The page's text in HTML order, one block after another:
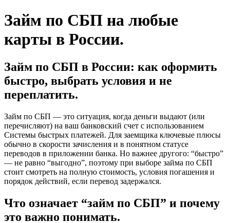
Займ по СБП на любые
карты в России.
Займ по СБП в России: как оформить
быстро, выбрать условия и не
переплатить.
Займ по СБП — это ситуация, когда деньги выдают (или
перечисляют) на ваш банковский счет с использованием
Системы быстрых платежей. Для заемщика ключевые плюсы
обычно в скорости зачисления и в понятном статусе
переводов в приложении банка. Но важнее другого: “быстро”
— не равно “выгодно”, поэтому при выборе займа по СБП
стоит смотреть на полную стоимость, условия погашения и
порядок действий, если перевод задержался.
Что означает “займ по СБП” и почему
это важно понимать.